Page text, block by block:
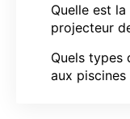
Quelle est la
projecteur
Quels types
aux